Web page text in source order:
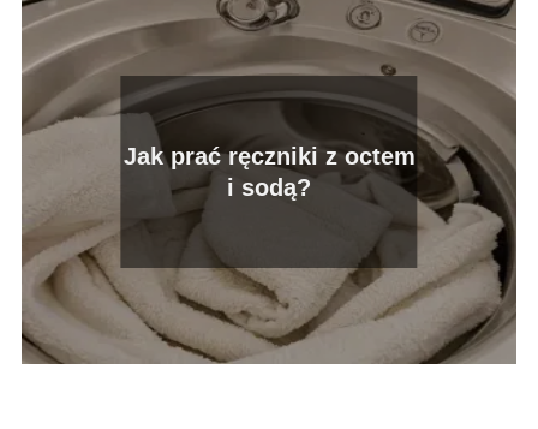
Jak prać ręczniki z octem
i sodą?